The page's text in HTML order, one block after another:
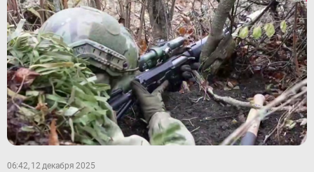
06:42, 12 декабря 2025